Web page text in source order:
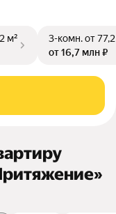
м²
3-комн.от
от 16,7 млн ₽